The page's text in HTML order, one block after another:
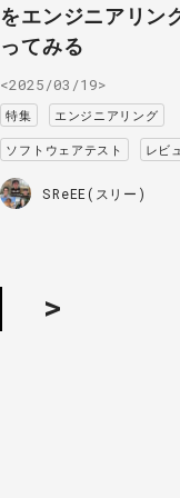
をエンジニアリン
ってみる
<2025/03/19>
特集 エンジニアリング
ソフトウェアテスト レビ
SReEE(スリー)
>